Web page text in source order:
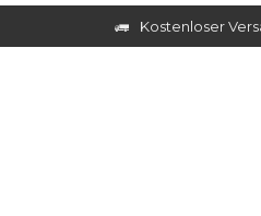
Kostenloser